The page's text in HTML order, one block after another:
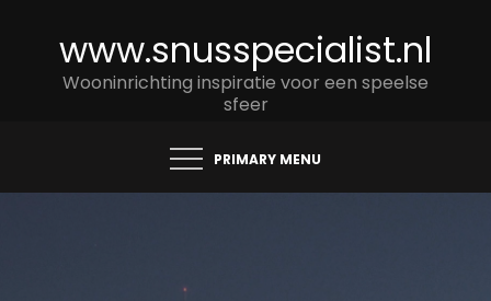
www.snusspecialist.nl
Wooninrichting inspiratie voor een speelse
sfeer
PRIMARY MENU